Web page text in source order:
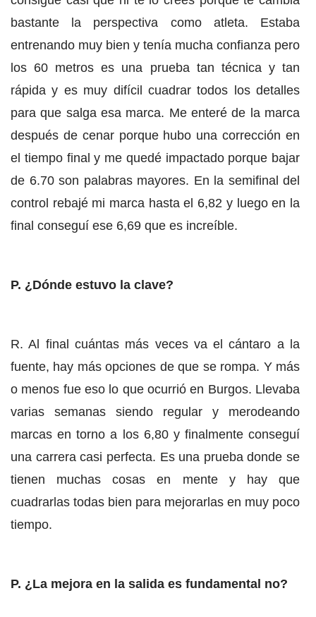
bastante la perspectiva como atleta. Estaba
entrenando muy bien y tenía mucha confianza pero
los 60 metros es una prueba tan técnica y tan
rápida y es muy difícil cuadrar todos los detalles
para que salga esa marca. Me enteré de la marca
después de cenar porque hubo una corrección en
el tiempo final y me quedé impactado porque bajar
de 6.70 son palabras mayores. En la semifinal del
control rebajé mi marca hasta el 6,82 y luego en la
final conseguí ese 6,69 que es increíble.
P. ¿Dónde estuvo la clave?
R. Al final cuántas más veces va el cántaro a la
fuente, hay más opciones de que se rompa. Y más
o menos fue eso lo que ocurrió en Burgos. Llevaba
varias semanas siendo regular y merodeando
marcas en torno a los 6,80 y finalmente conseguí
una carrera casi perfecta. Es una prueba donde se
tienen muchas cosas en mente y hay que
cuadrarlas todas bien para mejorarlas en muy poco
tiempo.
P. ¿La mejora en la salida es fundamental no?